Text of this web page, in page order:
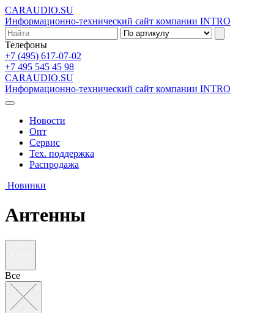
CARAUDIO.SU
Информационно-технический сайт компании INTRO
Телефоны
+7 (495) 617-07-02
+7 495 545 45 98
CARAUDIO.SU
Информационно-технический сайт компании INTRO
Новости
Опт
Сервис
Тех. поддержка
Распродажа
Новинки
Антенны
Все